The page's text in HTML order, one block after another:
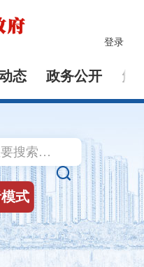
登录
态 政务公开 解

式